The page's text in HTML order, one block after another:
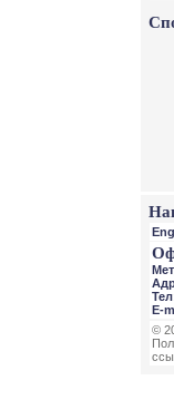
Тел
E-
©